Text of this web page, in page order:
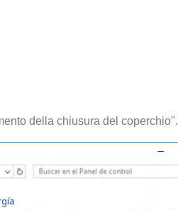
della chiusura del coperchio".